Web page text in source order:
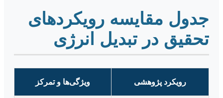
جدول مقایسه رویکردهای
تحقیق در تبدیل انرژی
رویکرد پژوهشی ویژگی‌ها و تمرکز